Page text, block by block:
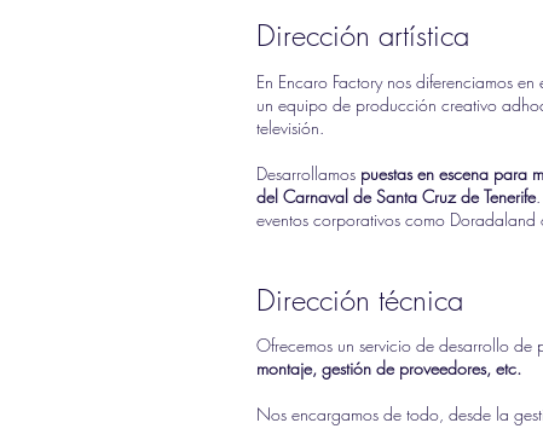
Dirección artística
En Encaro Factory nos diferenciamos
un equipo de producción creativo
televisión.
Desarrollamos puestas en escena para
del Carnaval de Santa Cruz de Tenerife
eventos corporativos como Doradaland
Dirección técnica
Ofrecemos un servicio de desarrollo
montaje, gestión de proveedores, etc.
Nos encargamos de todo, desde la